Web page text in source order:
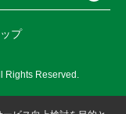
プ
Rights Reserved.